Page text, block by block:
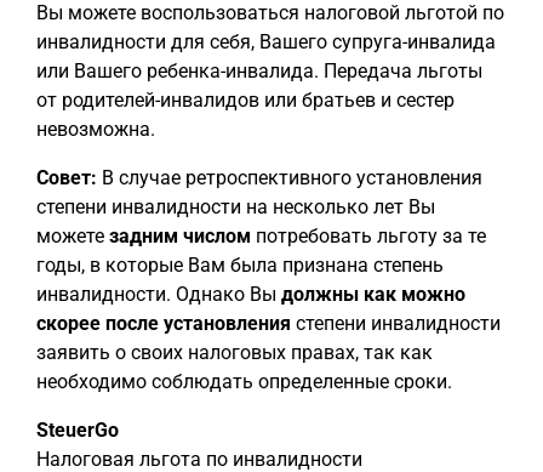
Вы можете воспользоваться налоговой льготой по
инвалидности для себя, Вашего супруга-инвалида
или Вашего ребенка-инвалида. Передача льготы
от родителей-инвалидов или братьев и сестер
невозможна.
Совет: В случае ретроспективного установления
степени инвалидности на несколько лет Вы
можете задним числом потребовать льготу за те
годы, в которые Вам была признана степень
инвалидности. Однако Вы должны как можно
скорее после установления степени инвалидности
заявить о своих налоговых правах, так как
необходимо соблюдать определенные сроки.
SteuerGo
Налоговая льгота по инвалидности